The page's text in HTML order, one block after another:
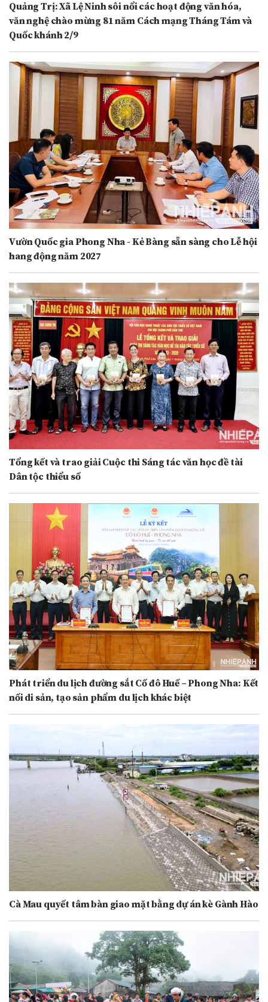
Quảng Trị: Xã Lệ Ninh sôi nổi các hoạt động văn hóa,
văn nghệ chào mừng 81 năm Cách mạng Tháng Tám và
Quốc khánh 2/9
Vườn Quốc gia Phong Nha - Kẻ Bàng sẵn sàng cho Lễ hội
hang động năm 2027
Tổng kết và trao giải Cuộc thi Sáng tác văn học đề tài
Dân tộc thiểu số
Phát triển du lịch đường sắt Cố đô Huế – Phong Nha: Kết
nối di sản, tạo sản phẩm du lịch khác biệt
Cà Mau quyết tâm bàn giao mặt bằng dự án kè Gành Hào